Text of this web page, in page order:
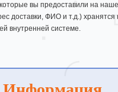
вы предоставили на
доставки, ФИО и т.д.) хранятся
внутренней системе.